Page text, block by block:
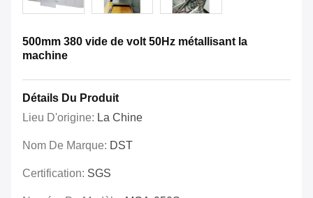
500mm 380 vide de volt 50Hz métallisant la
machine
Détails Du Produit
Lieu D'origine: La Chine
Nom De Marque: DST
Certification: SGS